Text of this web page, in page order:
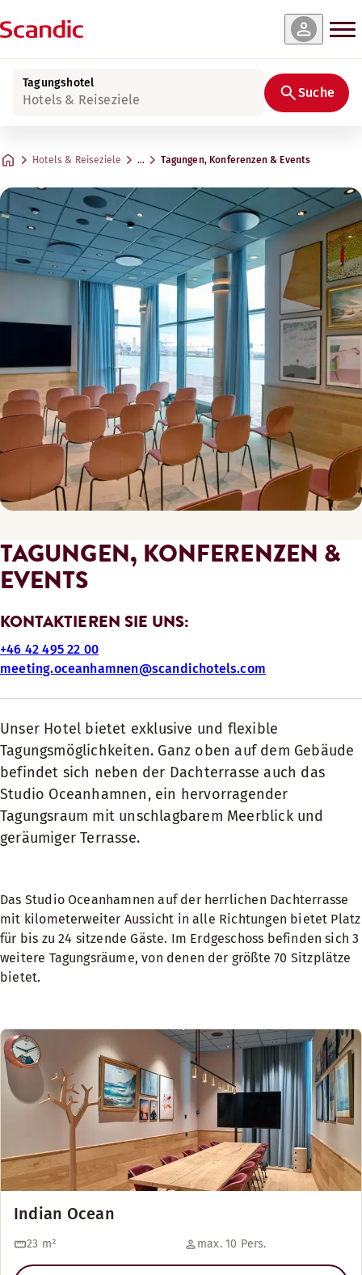
Tagungshotel
Hotels & Reiseziele Suche
Hotels & Reiseziele … Tagungen, Konferenzen & Events
TAGUNGEN, KONFERENZEN &
EVENTS
KONTAKTIEREN SIE UNS:
+46 42 495 22 00
meeting.oceanhamnen@scandichotels.com
Unser Hotel bietet exklusive und flexible
Tagungsmöglichkeiten. Ganz oben auf dem Gebäude
befindet sich neben der Dachterrasse auch das
Studio Oceanhamnen, ein hervorragender
Tagungsraum mit unschlagbarem Meerblick und
geräumiger Terrasse.
Das Studio Oceanhamnen auf der herrlichen Dachterrasse
mit kilometerweiter Aussicht in alle Richtungen bietet Platz
für bis zu 24 sitzende Gäste. Im Erdgeschoss befinden sich 3
weitere Tagungsräume, von denen der größte 70 Sitzplätze
bietet.
Indian Ocean
23 m² max. 10 Pers.